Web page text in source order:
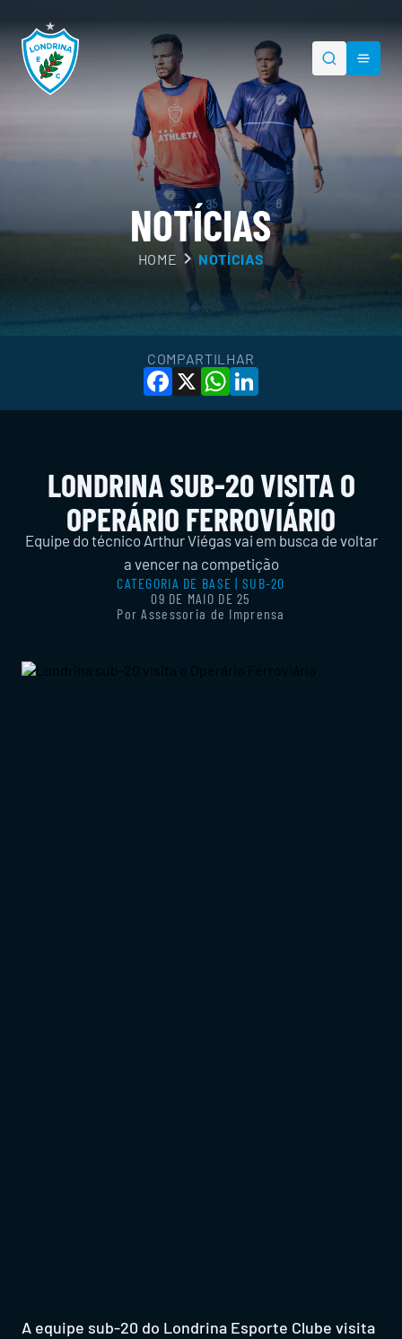
NOTÍCIAS
HOME NOTÍCIAS
COMPARTILHAR
Facebook
X WhatsApp
LinkedIn
LONDRINA SUB-20 VISITA O
OPERÁRIO FERROVIÁRIO
Equipe do técnico Arthur Viégas vai em busca de voltar
a vencer na competição
CATEGORIA DE BASE | SUB-20
09 DE MAIO DE 25
Por Assessoria de Imprensa
A equipe sub-20 do Londrina Esporte Clube visita